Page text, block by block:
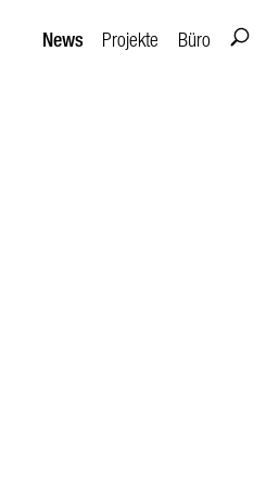
News Projekte Büro